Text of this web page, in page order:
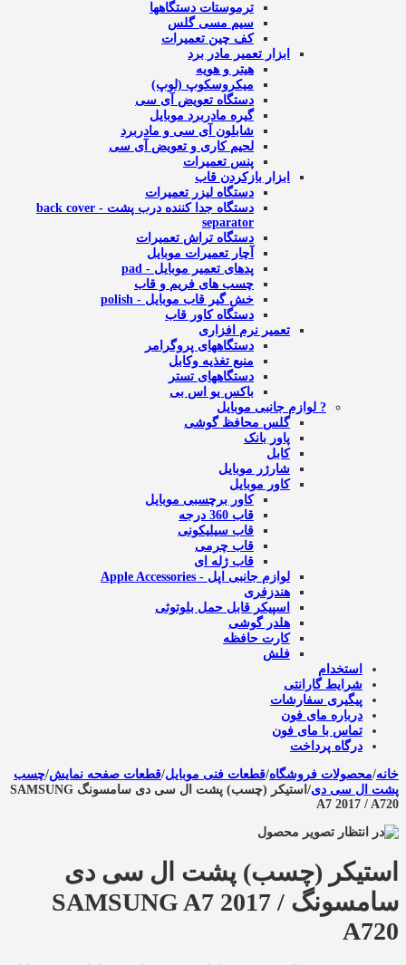
ترموستات دستگاهها
سیم مسی گلس
کف چین تعمیرات
ابزار تعمیر مادر برد
هیتر و هویه
میکروسکوپ (لوپ)
دستگاه تعویض آی سی
گیره مادربرد موبایل
شابلون آی سی و مادربرد
لحیم کاری و تعویض آی سی
پنس تعمیرات
ابزار بازکردن قاب
دستگاه لیزر تعمیرات
دستگاه جدا کننده درب پشت - back cover
separator
دستگاه تراش تعمیرات
آچار تعمیرات موبایل
پدهای تعمیر موبایل - pad
چسب های فریم و قاب
خش گیر قاب موبایل - polish
دستگاه کاور قاب
تعمیر نرم افزاری
دستگاههای پروگرامر
منبع تغذیه وکابل
دستگاههای تستر
باکس یو اس بی
? لوازم جانبی موبایل
گلس محافظ گوشی
پاور بانک
کابل
شارژر موبایل
کاور موبایل
کاور برچسبی موبایل
قاب 360 درجه
قاب سیلیکونی
قاب چرمی
قاب ژله ای
لوازم جانبی اپل - Apple Accessories
هندزفری
اسپیکر قابل حمل بلوتوثی
هلدر گوشی
کارت حافظه
فلش
استخدام
شرایط گارانتی
پیگیری سفارشات
درباره مای فون
تماس با مای فون
درگاه پرداخت
خانه/محصولات فروشگاه/قطعات فنی موبایل/قطعات صفحه نمایش/چسب
پشت ال سی دی/
استیکر (چسب) پشت ال سی دی سامسونگ SAMSUNG
A7 2017 / A720
استیکر (چسب) پشت ال سی دی
سامسونگ SAMSUNG A7 2017 /
A720